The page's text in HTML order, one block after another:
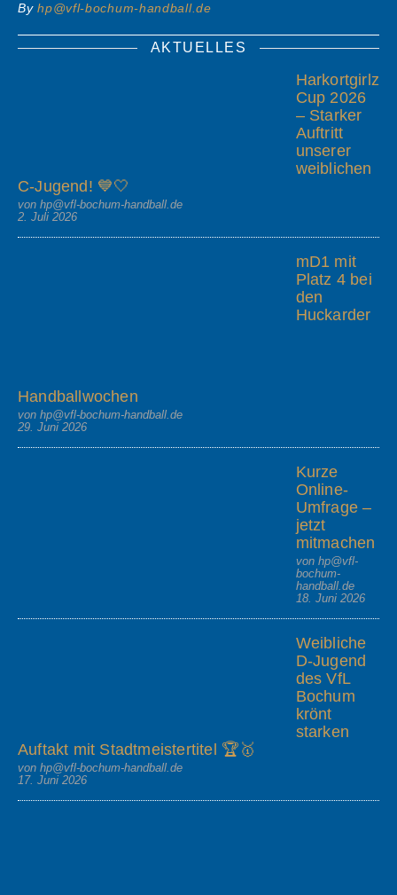
Byhp@vfl-bochum-handball.de
AKTUELLES
Harkortgirlz
Cup 2026
– Starker
Auftritt
unserer
weiblichen
C-Jugend! 💙🤍
von hp@vfl-bochum-handball.de
2. Juli 2026
mD1 mit
Platz 4 bei
den
Huckarder
Handballwochen
von hp@vfl-bochum-handball.de
29. Juni 2026
Kurze
Online-
Umfrage –
jetzt
mitmachen
von hp@vfl-
bochum-
handball.de
18. Juni 2026
Weibliche
D-Jugend
des VfL
Bochum
krönt
starken
Auftakt mit Stadtmeistertitel 🏆🥇
von hp@vfl-bochum-handball.de
17. Juni 2026